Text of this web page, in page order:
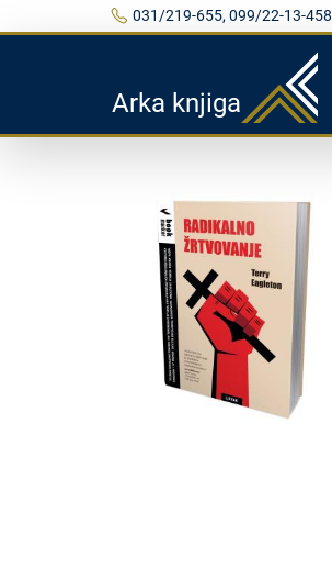
031/219-655, 099/22-13-458
Arka knjiga